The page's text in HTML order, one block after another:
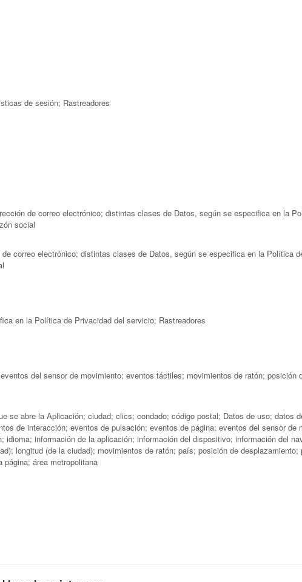
de sesión; Rastreadores
de correo electrónico; distintas clases de Datos, según se especifica en la
social
correo electrónico; distintas clases de Datos, según se especifica en la Política
en la Política de Privacidad del servicio; Rastreadores
del sensor de movimiento; eventos táctiles; movimientos de ratón; posición
se abre la Aplicación; ciudad; clics; condado; código postal; Datos de uso; datos
de interacción; eventos de pulsación; eventos de página; eventos del sensor de
información de la aplicación; información del dispositivo; información del
longitud (de la ciudad); movimientos de ratón; país; posición de
área metropolitana